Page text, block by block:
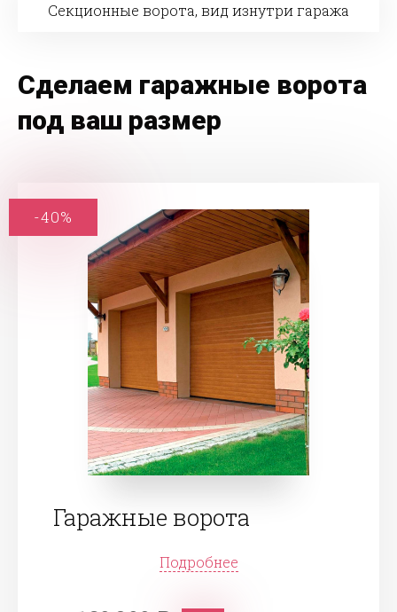
Секционные ворота, вид изнутри гаража
Сделаем гаражные ворота
под ваш размер
Гаражные ворота
Подробнее
-40%